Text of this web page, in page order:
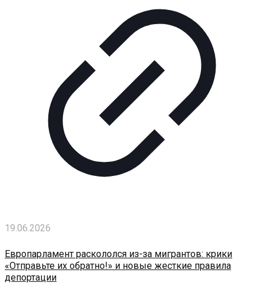
19.06.2026
Европарламент раскололся из-за мигрантов: крики
«Отправьте их обратно!» и новые жесткие правила
депортации